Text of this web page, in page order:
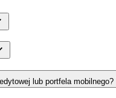
lub portfela mobilnego?